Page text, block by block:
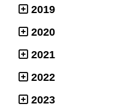
2019
2020
2021
2022
2023